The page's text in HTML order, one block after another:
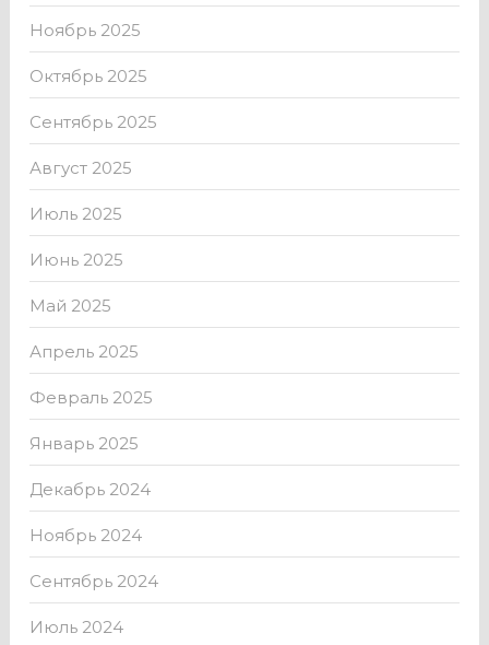
Ноябрь 2025
Октябрь 2025
Сентябрь 2025
Август 2025
Июль 2025
Июнь 2025
Май 2025
Апрель 2025
Февраль 2025
Январь 2025
Декабрь 2024
Ноябрь 2024
Сентябрь 2024
Июль 2024